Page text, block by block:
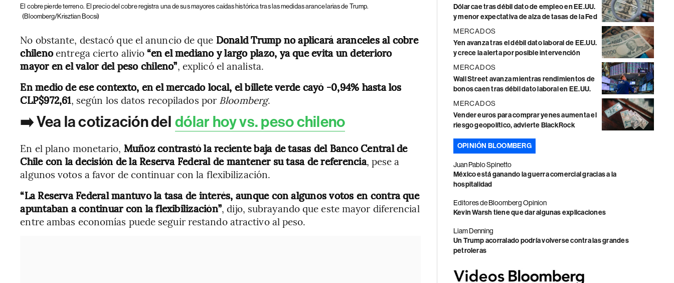
El cobre pierde terreno. El precio del cobre registra una de sus mayores caídas histórica tras las medidas arancelarias de Trump.
(Bloomberg/Krisztian Bocsi)
No obstante, destacó que el anuncio de que Donald Trump no aplicará aranceles al cobre
chilenoentrega cierto alivio“en el mediano y largo plazo, ya que evita un deterioro
mayor en el valor del peso chileno”, explicó el analista.
En medio de ese contexto, en el mercado local, el billete verde cayó -0,94% hasta los
CLP$972,61, según los datos recopilados por Bloomberg.
➡️ Vea la cotización del dólar hoy vs. peso chileno
En el plano monetario, Muñoz contrastó la reciente baja de tasas del Banco Central de
Chile con la decisión de la Reserva Federal de mantener su tasa de referencia, pese a
algunos votos a favor de continuar con la flexibilización.
“La Reserva Federal mantuvo la tasa de interés, aunque con algunos votos en contra que
apuntaban a continuar con la flexibilización”, dijo, subrayando que este mayor diferencial
entre ambas economías puede seguir restando atractivo al peso.
Dólar cae tras débil dato de empleo en EE.UU.
y menor expectativa de alza de tasas de la Fed
MERCADOS
Yen avanza tras el débil dato laboral de EE.UU.
y crece la alerta por posible intervención
MERCADOS
Wall Street avanza mientras rendimientos de
bonos caen tras débil dato laboral en EE.UU.
MERCADOS
Vender euros para comprar yenes aumenta el
riesgo geopolítico, advierte BlackRock
OPINIÓN BLOOMBERG
Juan Pablo Spinetto
México está ganando la guerra comercial gracias a la
hospitalidad
Editores de Bloomberg Opinion
Kevin Warsh tiene que dar algunas explicaciones
Liam Denning
Un Trump acorralado podría volverse contra las grandes
petroleras